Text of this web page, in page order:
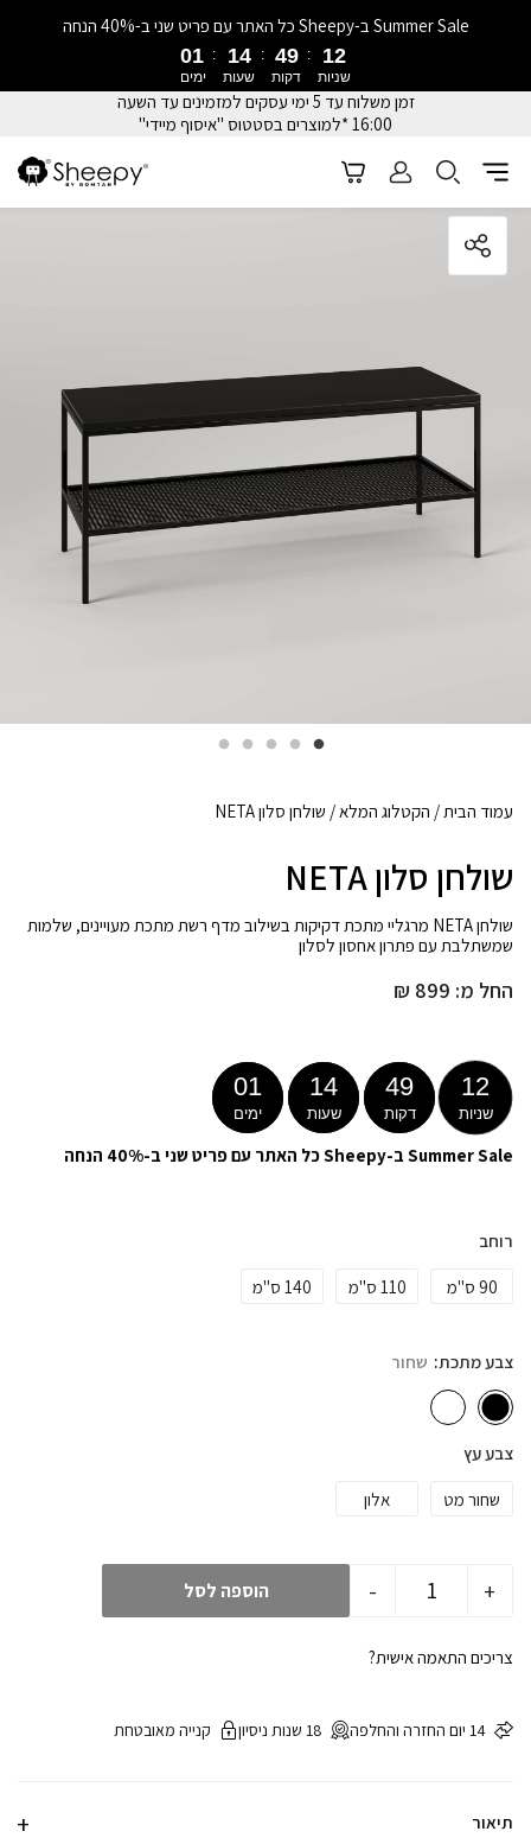
זמן משלוח עד 5 ימי עסקים למזמינים עד השעה
16:00 *למוצרים בסטטוס "איסוף מיידי"
Summer Sale ב-Sheepy כל האתר עם פריט שני ב-40% הנחה
01
ימים
14
שעות
49
דקות
12
שניות
עמוד הבית/ הקטלוג המלא/ שולחן סלון NETA
שולחן סלון NETA
שולחן NETA מרגליי מתכת דקיקות בשילוב מדף רשת מתכת מעויינים, שלמות
שמשתלבת עם פתרון אחסון לסלון
החל מ: ₪ 899
01
ימים
14
שעות
49
דקות
12
שניות
Summer Sale ב-Sheepy כל האתר עם פריט שני ב-40% הנחה
רוחב
90 ס"מ 110 ס"מ 140 ס"מ
צבע מתכת שחור
צבע עץ
שחור מט אלון
- + הוספה לסל
צריכים התאמה אישית?
14 יום החזרה והחלפה 18 שנות ניסיון קנייה מאובטחת
תיאור